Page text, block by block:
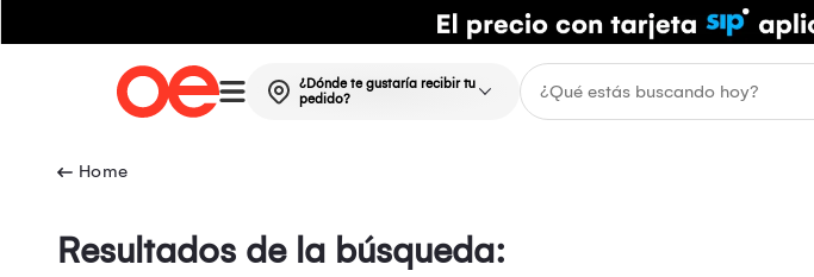
¿Dónde te gustaría recibir tu
pedido?
Resultados de la búsqueda: